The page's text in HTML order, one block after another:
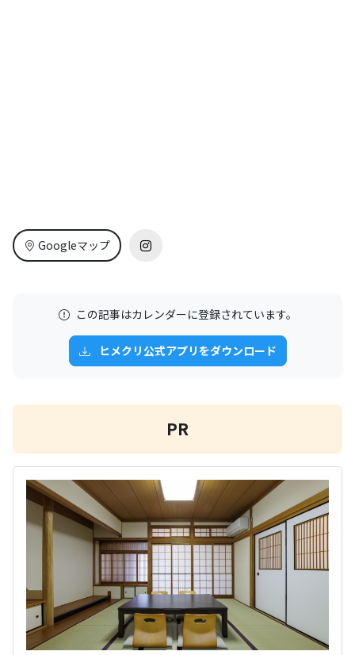
Googleマップ
この記事はカレンダーに登録されています。
ヒメクリ公式アプリをダウンロード
PR